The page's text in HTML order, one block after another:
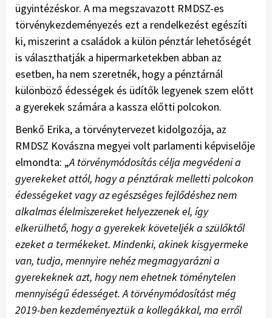
ügyintézéskor. A ma megszavazott RMDSZ-es
törvénykezdeményezés ezt a rendelkezést egészíti
ki, miszerint a családok a külön pénztár lehetőségét
is választhatják a hipermarketekben abban az
esetben, ha nem szeretnék, hogy a pénztárnál
különböző édességek és üdítők legyenek szem előtt
a gyerekek számára a kassza előtti polcokon.
Benkő Erika, a törvénytervezet kidolgozója, az
RMDSZ Kovászna megyei volt parlamenti képviselője
elmondta: „A törvénymódosítás célja megvédeni a
gyerekeket attól, hogy a pénztárak melletti polcokon
édességeket vagy az egészséges fejlődéshez nem
alkalmas élelmiszereket helyezzenek el, így
elkerülhető, hogy a gyerekek követeljék a szülőktől
ezeket a termékeket. Mindenki, akinek kisgyermeke
van, tudja, mennyire nehéz megmagyarázni a
gyerekeknek azt, hogy nem ehetnek töménytelen
mennyiségű édességet. A törvénymódosítást még
2019-ben kezdeményeztük a kollegákkal, ma erről